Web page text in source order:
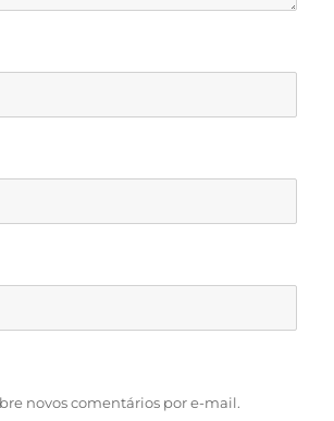
novos comentários por e-mail.